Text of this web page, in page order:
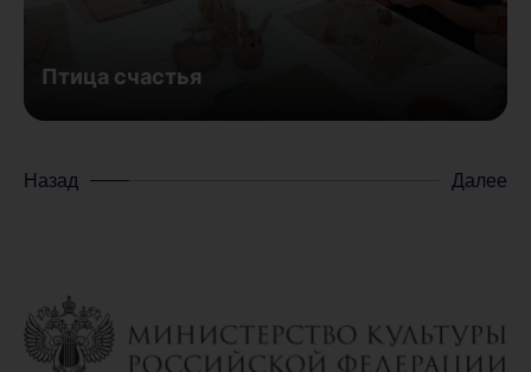
Птица счастья
Назад Далее